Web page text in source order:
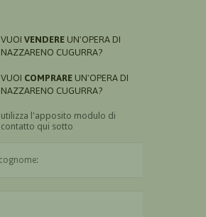
VUOI VENDERE UN'OPERA DI
NAZZARENO CUGURRA?
VUOI COMPRARE UN'OPERA DI
NAZZARENO CUGURRA?
utilizza l'apposito modulo di
contatto qui sotto